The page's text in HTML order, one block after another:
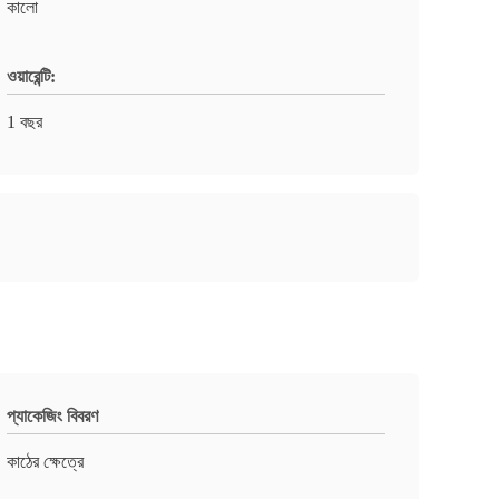
কালো
ওয়ারেন্টি:
1 বছর
প্যাকেজিং বিবরণ
কাঠের ক্ষেত্রে